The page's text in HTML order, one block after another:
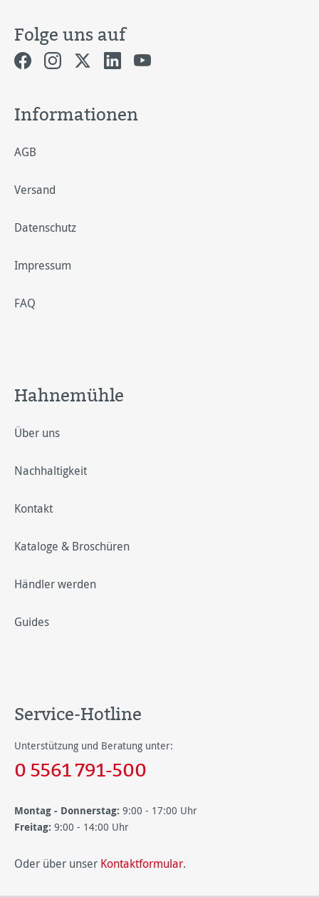
Folge uns auf
Informationen
AGB
Versand
Datenschutz
Impressum
FAQ
Hahnemühle
Über uns
Nachhaltigkeit
Kontakt
Kataloge & Broschüren
Händler werden
Guides
Service-Hotline
Unterstützung und Beratung unter:
0 5561 791-500
Montag - Donnerstag: 9:00 - 17:00 Uhr
Freitag: 9:00 - 14:00 Uhr
Oder über unser Kontaktformular.